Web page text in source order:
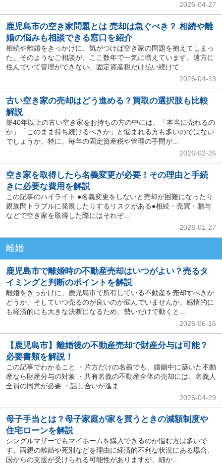
2026-04-27
鹿児島市の空き家問題とは 売却は急ぐべき？ 相続や離
婚の悩みも相談できる窓口を紹介
相続や離婚をきっかけに、気がつけば空き家の問題を抱えてしまっ
た。そのようなご相談が、ここ数年で一気に増えています。遠方に
住んでいて管理ができない、固定資産税だけ払い続けて...
2026-04-13
古い空き家の売却はどう進める？買取の選択肢も比較
解説
築40年以上の古い空き家をお持ちの方の中には、「本当に売れるの
か」「このまま持ち続けるべきか」と悩まれる方も多いのではない
でしょうか。特に、毎年の固定資産税や管理の手間が...
2026-02-26
空き家を取得したら名義変更が必要！その理由と手続
きに必要な費用を解説
この記事のハイライト ●名義変更をしないと売却が困難になったり
親族間トラブルに発展したりするリスクがある●相続・売買・贈与
などで空き家を取得した際にはそれぞ...
2026-01-27
離婚
鹿児島市で離婚時の不動産売却はいつがよい？売るタ
イミングと判断のポイントを解説
離婚をきっかけに、鹿児島市で所有している不動産を売却すべきか
どうか、そしていつ売るのが良いのか悩んでいませんか。感情的に
も経済的にも大きな決断になるため、勢いだけで動くと...
2026-06-16
【鹿児島市】離婚後の不動産売却で財産分与は可能？
必要書類を解説！
この記事でわかること ・片方だけの名義でも、婚姻中に築いた不動
産なら財産分与の対象 ・共有名義の不動産全体の売却には、名義人
全員の同意が必要 ・話し合いが進ま...
2026-04-29
母子手当とは？母子家庭が家を買うときの減額制度や
住宅ローンを解説
シングルマザーでもマイホームを購入できるのか悩む方は多いで
す。両親の離婚や死別などを理由に経済的不利な状況にある場合、
国からの支援が受けられる可能性がありますが、細か...